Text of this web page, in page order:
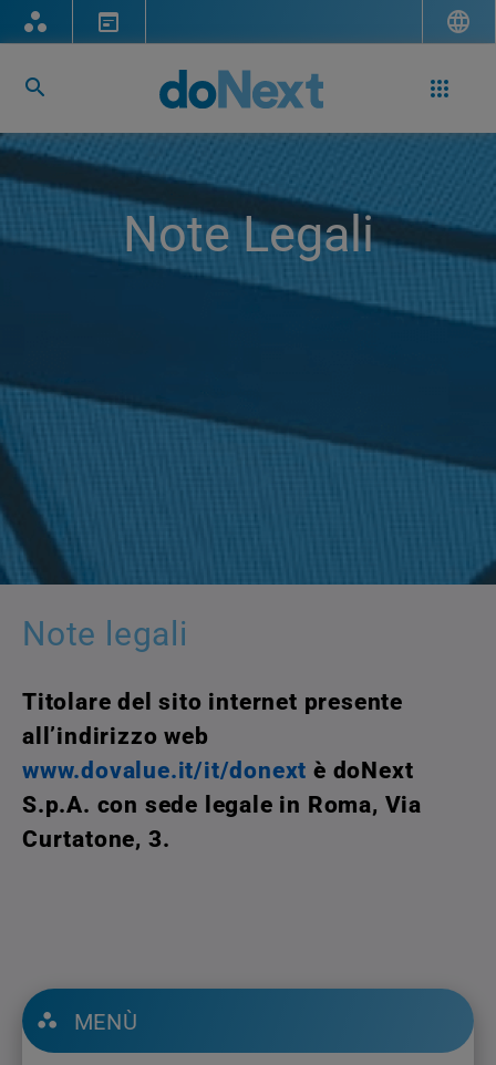
Note Legali
Note legali
Titolare del sito internet presente
all’indirizzo web
www.dovalue.it/it/donext è doNext
S.p.A. con sede legale in Roma, Via
Curtatone, 3.
MENÙ